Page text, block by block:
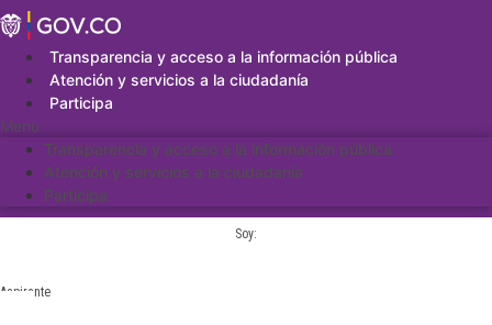
Saltar
al
contenidoTransparencia y acceso a la información pública
Atención y servicios a la ciudadanía
Participa
Menu
Transparencia y acceso a la información pública
Atención y servicios a la ciudadanía
Participa
Soy:
Aspirante